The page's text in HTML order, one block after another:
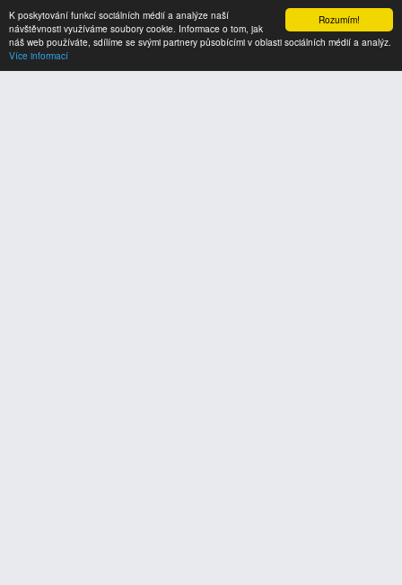
Rozumím!
K poskytování funkcí sociálních médií a analýze naší
návštěvnosti využíváme soubory cookie. Informace o tom, jak
náš web používáte, sdílíme se svými partnery působícími v oblasti sociálních médií a analýz.
Více informací
OLOMOUC
OSTRAVA